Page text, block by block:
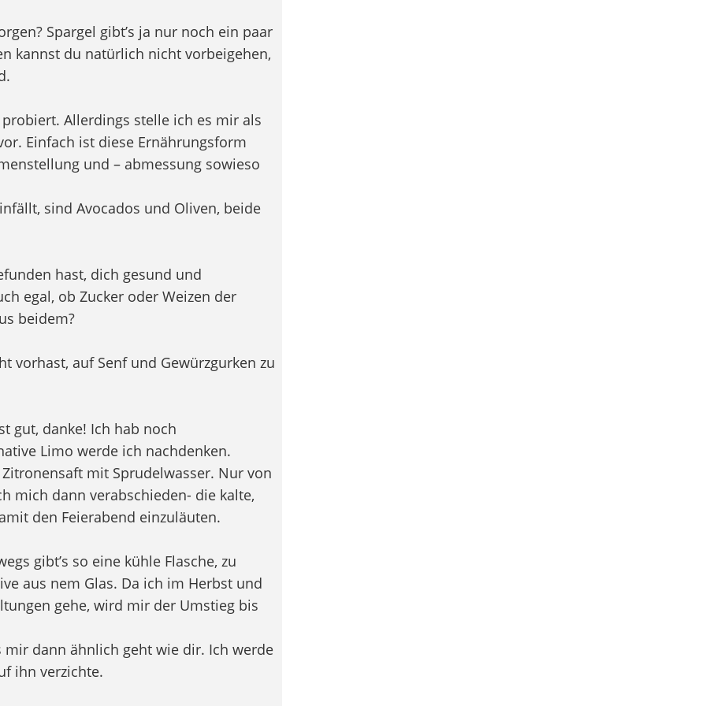
Spargel gibt’s ja nur noch ein paar
kannst du natürlich nicht vorbeigehen,
Allerdings stelle ich es mir als
Einfach ist diese Ernährungsform
und – abmessung sowieso
sind Avocados und Oliven, beide
hast, dich gesund und
egal, ob Zucker oder Weizen der
beidem?
vorhast, auf Senf und Gewürzgurken zu
gut, danke! Ich hab noch
Limo werde ich nachdenken.
mit Sprudelwasser. Nur von
mich dann verabschieden- die kalte,
den Feierabend einzuläuten.
gibt’s so eine kühle Flasche, zu
aus nem Glas. Da ich im Herbst und
gehe, wird mir der Umstieg bis
dann ähnlich geht wie dir. Ich werde
ihn verzichte.